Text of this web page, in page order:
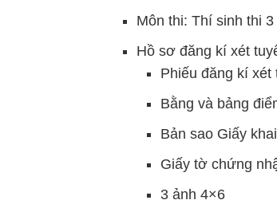
Môn thi: Thí sinh thi
Hồ sơ đăng kí xét
Phiếu đăng kí
Bằng và bảng
Bản sao Giấy
Giấy tờ chứng
3 ảnh 4×6